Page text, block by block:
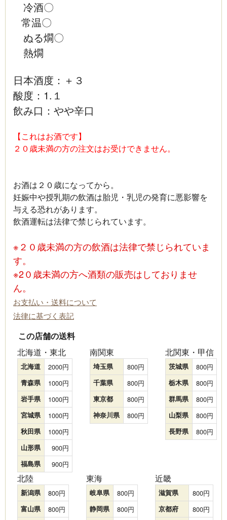
冷酒〇
常温〇
ぬる燗〇
熱燗
日本酒度：＋３
酸度：1.１
飲み口：やや辛口
【これはお酒です】
２０歳未満の方の注文はお受けできません。
お酒は２０歳になってから。
妊娠中や授乳期の飲酒は胎児・乳児の発育に悪影響を
与える恐れがあります。
飲酒運転は法律で禁じられています。
※２０歳未満の方の飲酒は法律で禁じられていま
す。
※2０歳未満の方へ酒類の販売はしておりませ
ん。
お支払い・送料について
法律に基づく表記
この店舗の送料
北海道・東北
北海道 2000
青森県 1000
岩手県 1000
宮城県 1000
秋田県 1000
山形県 900
福島県 900
南関東
埼玉県 800
千葉県 800
東京都 800
神奈川県 800
北関東・甲信
茨城県 800
栃木県 800
群馬県 800
山梨県 800
長野県 800
北陸
新潟県 800
富山県 800
東海
岐阜県 800
静岡県 800
近畿
滋賀県 800
京都府 800